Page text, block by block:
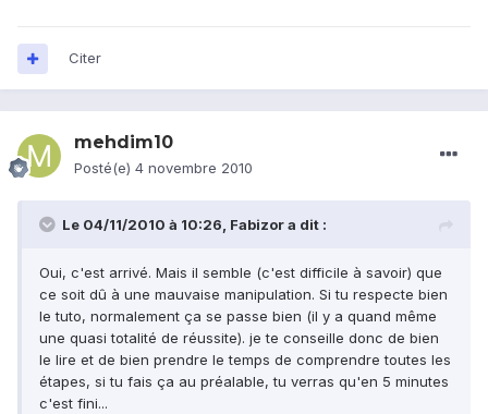
Citer
mehdim10
Posté(e) 4 novembre 2010
Le 04/11/2010 à 10:26, Fabizor a dit :
Oui, c'est arrivé. Mais il semble (c'est difficile à savoir) que
ce soit dû à une mauvaise manipulation. Si tu respecte bien
le tuto, normalement ça se passe bien (il y a quand même
une quasi totalité de réussite). je te conseille donc de bien
le lire et de bien prendre le temps de comprendre toutes les
étapes, si tu fais ça au préalable, tu verras qu'en 5 minutes
c'est fini...